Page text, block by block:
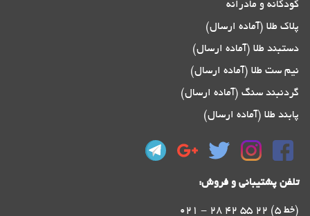
کودکانه و مادرانه
پلاک طلا (آماده ارسال)
دستبند طلا (آماده ارسال)
نیم ست طلا (آماده ارسال)
گردنبند سنگ (آماده ارسال)
پابند طلا (آماده ارسال)
تلفن پشتیبانی و فروش:
021 - 28 42 55 22 (5 خط)